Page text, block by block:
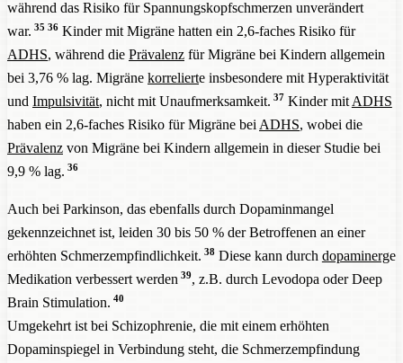
während das Risiko für Spannungskopfschmerzen unverändert
war. 35 36Kinder mit Migräne hatten ein 2,6-faches Risiko für
ADHS, während die Prävalenz für Migräne bei Kindern allgemein
bei 3,76 % lag. Migräne korrelierte insbesondere mit Hyperaktivität
und Impulsivität, nicht mit Unaufmerksamkeit. 37 Kinder mit ADHS
haben ein 2,6-faches Risiko für Migräne bei ADHS, wobei die
Prävalenz von Migräne bei Kindern allgemein in dieser Studie bei
9,9 % lag. 36
Auch bei Parkinson, das ebenfalls durch Dopaminmangel
gekennzeichnet ist, leiden 30 bis 50 % der Betroffenen an einer
erhöhten Schmerzempfindlichkeit. 38Diese kann durch dopaminerge
Medikation verbessert werden 39, z.B. durch Levodopa oder Deep
Brain Stimulation. 40
Umgekehrt ist bei Schizophrenie, die mit einem erhöhten
Dopaminspiegel in Verbindung steht, die Schmerzempfindung